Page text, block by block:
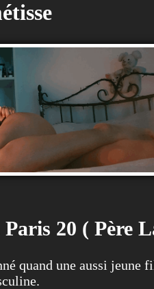
20 ( Père
quand une aussi jeune